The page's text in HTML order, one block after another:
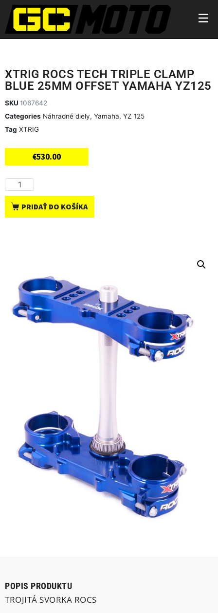
XTRIG ROCS TECH TRIPLE CLAMP
BLUE 25MM OFFSET YAMAHA YZ125
SKU 1067642
Categories Náhradné diely, Yamaha, YZ 125
Tag XTRIG
€530.00
PRIDAŤ DO KOŠÍKA
POPIS PRODUKTU
TROJITÁ SVORKA ROCS